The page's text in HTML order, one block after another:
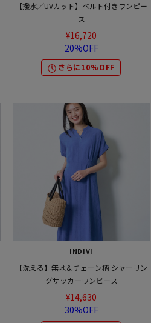
【撥水／UVカット】ベルト付きワンピー
ス
¥16,720
20%OFF
さらに10%OFF
INDIVI
【洗える】無地＆チェーン柄 シャーリン
グサッカーワンピース
¥14,630
30%OFF